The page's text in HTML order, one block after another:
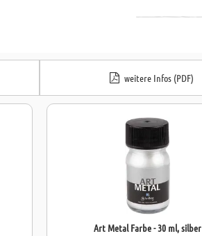
weitere Infos (PDF)
Art Metal Farbe - 30 ml, silber